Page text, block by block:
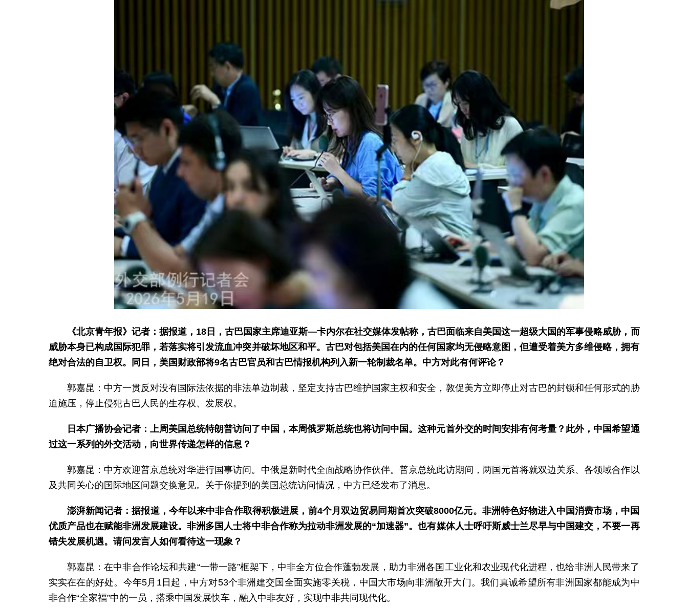
《北京青年报》记者：据报道，18日，古巴国家主席迪亚斯—卡内尔在社交媒体发帖称，古巴面临来自美国这一超级大国的军事侵略威胁，而
威胁本身已构成国际犯罪，若落实将引发流血冲突并破坏地区和平。古巴对包括美国在内的任何国家均无侵略意图，但遭受着美方多维侵略，拥有
绝对合法的自卫权。同日，美国财政部将9名古巴官员和古巴情报机构列入新一轮制裁名单。中方对此有何评论？
郭嘉昆：中方一贯反对没有国际法依据的非法单边制裁，坚定支持古巴维护国家主权和安全，敦促美方立即停止对古巴的封锁和任何形式的胁
迫施压，停止侵犯古巴人民的生存权、发展权。
日本广播协会记者：上周美国总统特朗普访问了中国，本周俄罗斯总统也将访问中国。这种元首外交的时间安排有何考量？此外，中国希望通
过这一系列的外交活动，向世界传递怎样的信息？
郭嘉昆：中方欢迎普京总统对华进行国事访问。中俄是新时代全面战略协作伙伴。普京总统此访期间，两国元首将就双边关系、各领域合作以
及共同关心的国际地区问题交换意见。关于你提到的美国总统访问情况，中方已经发布了消息。
澎湃新闻记者：据报道，今年以来中非合作取得积极进展，前4个月双边贸易同期首次突破8000亿元。非洲特色好物进入中国消费市场，中国
优质产品也在赋能非洲发展建设。非洲多国人士将中非合作称为拉动非洲发展的“加速器”。也有媒体人士呼吁斯威士兰尽早与中国建交，不要一再
错失发展机遇。请问发言人如何看待这一现象？
郭嘉昆：在中非合作论坛和共建“一带一路”框架下，中非全方位合作蓬勃发展，助力非洲各国工业化和农业现代化进程，也给非洲人民带来了
实实在在的好处。今年5月1日起，中方对53个非洲建交国全面实施零关税，中国大市场向非洲敞开大门。我们真诚希望所有非洲国家都能成为中
非合作“全家福”中的一员，搭乘中国发展快车，融入中非友好，实现中非共同现代化。